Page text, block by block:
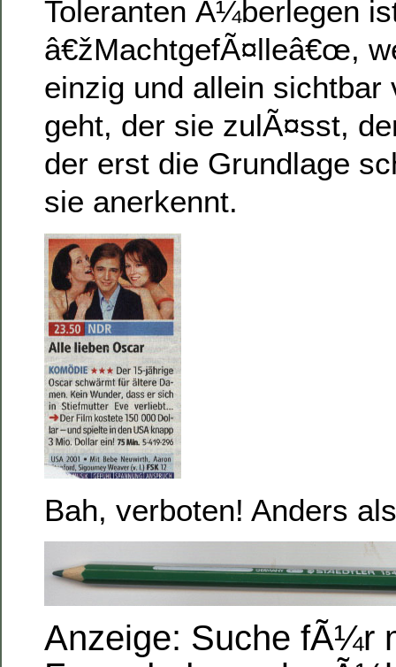
Toleranten Ã¼berlegen
â€žMachtgefÃ¤lleâ€œ,
einzig und allein sichtbar
geht, der sie zulÃ¤sst,
der erst die Grundlage
sie anerkennt.
Bah, verboten! Anders
Anzeige: Suche fÃ¼r